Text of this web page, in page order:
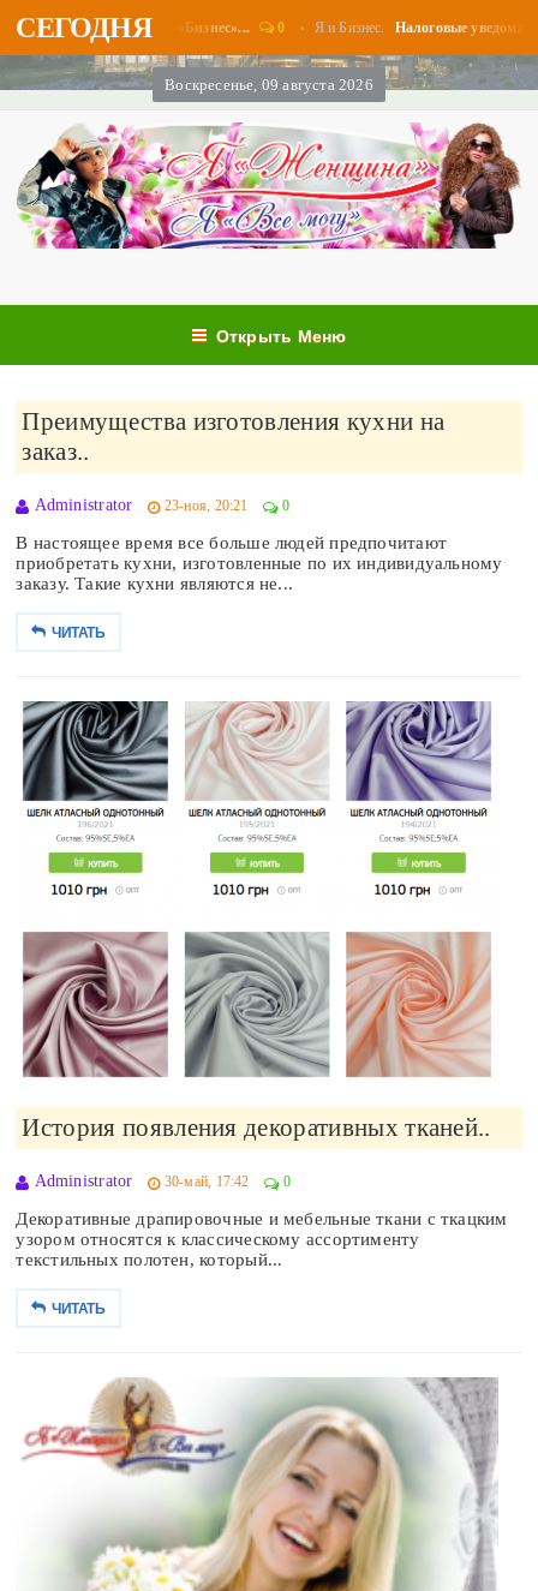
СЕГОДНЯ
в августе - «Бизнес»... 0 Я и Бизнес. Налоговые уведомления и
Воскресенье, 09 августа 2026
Открыть Меню
Преимущества изготовления кухни на
заказ..
Administrator 23-ноя, 20:21 0
В настоящее время все больше людей предпочитают
приобретать кухни, изготовленные по их индивидуальному
заказу. Такие кухни являются не...
ЧИТАТЬ
История появления декоративных тканей..
Administrator 30-май, 17:42 0
Декоративные драпировочные и мебельные ткани с ткацким
узором относятся к классическому ассортименту
текстильных полотен, который...
ЧИТАТЬ